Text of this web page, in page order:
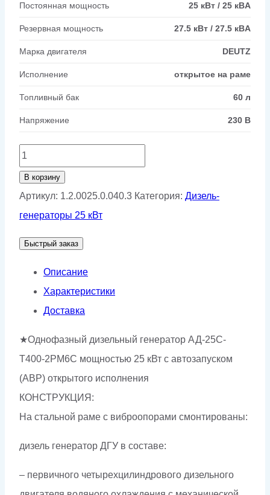
Постоянная мощность 25 кВт / 25 кВA
Резервная мощность 27.5 кВт / 27.5 кВA
Марка двигателя DEUTZ
Исполнение открытое на раме
Топливный бак 60 л
Напряжение 230 В
Количество
товара
Дизельный
генератор
Т400-
2РМ6C
В корзину
Артикул: 1.2.0025.0.040.3 Категория: Дизель-
генераторы 25 кВт
Быстрый заказ
Описание
Характеристики
Доставка
★Однофазный дизельный генератор АД-25С-
Т400-2РМ6C мощностью 25 кВт с автозапуском
(АВР) открытого исполнения
КОНСТРУКЦИЯ:
На стальной раме с виброопорами смонтированы:
дизель генератор ДГУ в составе:
– первичного четырехцилиндрового дизельного